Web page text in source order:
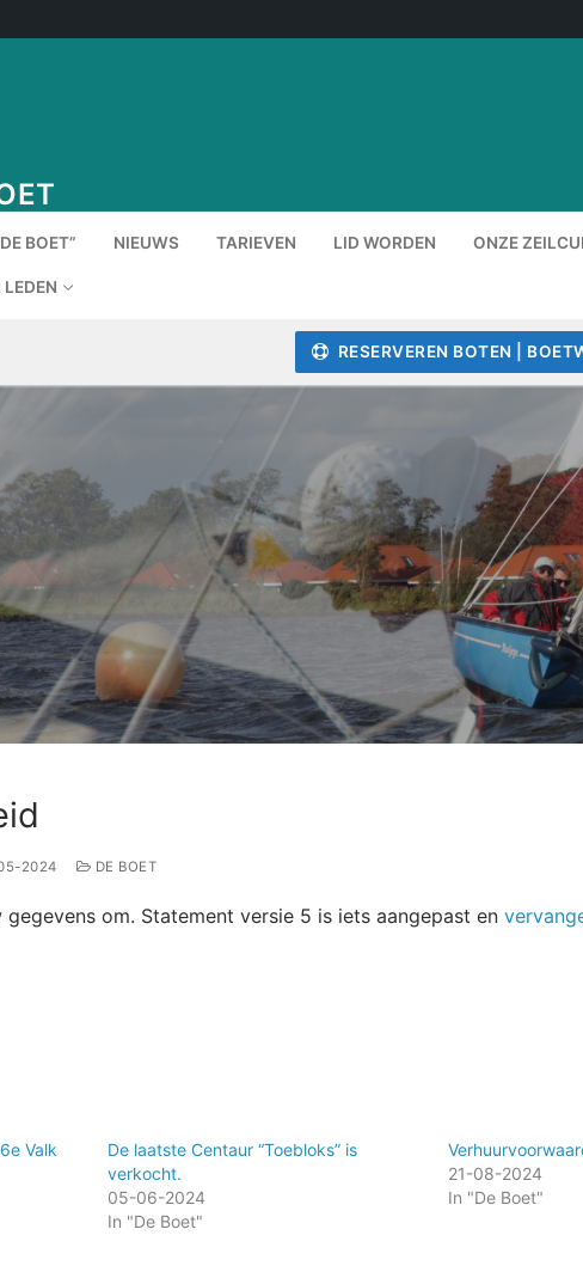
BOET” NIEUWS TARIEVEN LID WORDEN ONZE
RESERVEREN BOTEN |
2024 DE BOET
om. Statement versie 5 is iets aangepast en
Valk
De laatste Centaur “Toebloks” is
verkocht.
05-06-2024
In "De Boet"
21-08-2024
In "De Boet"